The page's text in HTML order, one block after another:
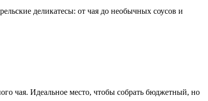
деликатесы: от чая до необычных соусов и
чая. Идеальное место, чтобы собрать бюджетный, но